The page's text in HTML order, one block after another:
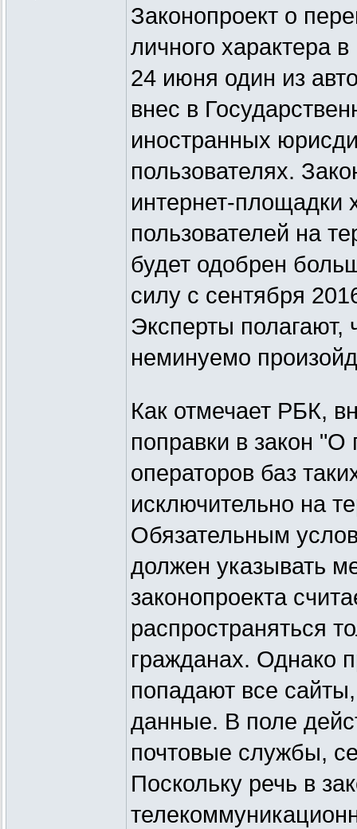
Законопроект о
личного характера
24 июня один из
внес в
иностранных
пользователях.
интернет-площадки
пользователей на
будет одобрен
силу с сентября
Эксперты полагают,
неминуемо
Как отмечает РБК,
поправки в закон
операторов баз
исключительно на
Обязательным
должен указывать
законопроекта
распространяться
гражданах. Однако
попадают все
данные. В поле
почтовые службы,
Поскольку речь в